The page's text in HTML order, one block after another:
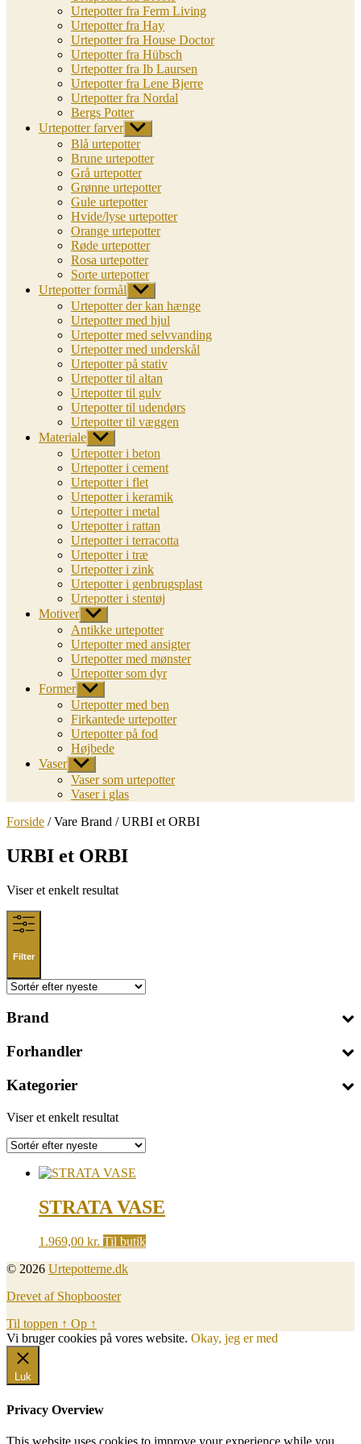
Urtepotter fra Ferm Living
Urtepotter fra Hay
Urtepotter fra House Doctor
Urtepotter fra Hübsch
Urtepotter fra Ib Laursen
Urtepotter fra Lene Bjerre
Urtepotter fra Nordal
Bergs Potter
Urtepotter farver Vis
undermenu
Blå urtepotter
Brune urtepotter
Grå urtepotter
Grønne urtepotter
Gule urtepotter
Hvide/lyse urtepotter
Orange urtepotter
Røde urtepotter
Rosa urtepotter
Sorte urtepotter
Urtepotter formål Vis
undermenu
Urtepotter der kan hænge
Urtepotter med hjul
Urtepotter med selvvanding
Urtepotter med underskål
Urtepotter på stativ
Urtepotter til altan
Urtepotter til gulv
Urtepotter til udendørs
Urtepotter til væggen
Materiale Vis
undermenu
Urtepotter i beton
Urtepotter i cement
Urtepotter i flet
Urtepotter i keramik
Urtepotter i metal
Urtepotter i rattan
Urtepotter i terracotta
Urtepotter i træ
Urtepotter i zink
Urtepotter i genbrugsplast
Urtepotter i stentøj
Motiver Vis
undermenu
Antikke urtepotter
Urtepotter med ansigter
Urtepotter med mønster
Urtepotter som dyr
Former Vis
undermenu
Urtepotter med ben
Firkantede urtepotter
Urtepotter på fod
Højbede
Vaser Vis
undermenu
Vaser som urtepotter
Vaser i glas
Forside / Vare Brand / URBI et ORBI
URBI et ORBI
Viser et enkelt resultat
Filter
Brand
Forhandler
Kategorier
Viser et enkelt resultat
STRATA VASE
1.969,00 kr. Til butik
© 2026 Urtepotterne.dk
Drevet af Shopbooster
Til toppen ↑ Op ↑
Vi bruger cookies på vores website. Okay, jeg er med
Luk
Privacy Overview
This website uses cookies to improve your experience while you